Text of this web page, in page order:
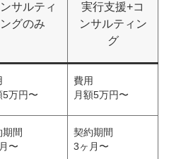
サルティ
ングのみ
実行支援+コ
ンサルティン
グ
5万円〜
費用
月額5万円〜
期間
〜
契約期間
3ヶ月〜